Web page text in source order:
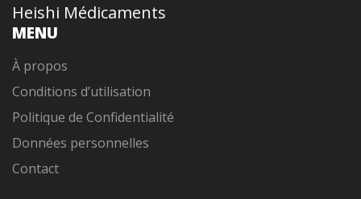
Heishi Médicaments
MENU
À propos
Conditions d’utilisation
Politique de Confidentialité
Données personnelles
Contact